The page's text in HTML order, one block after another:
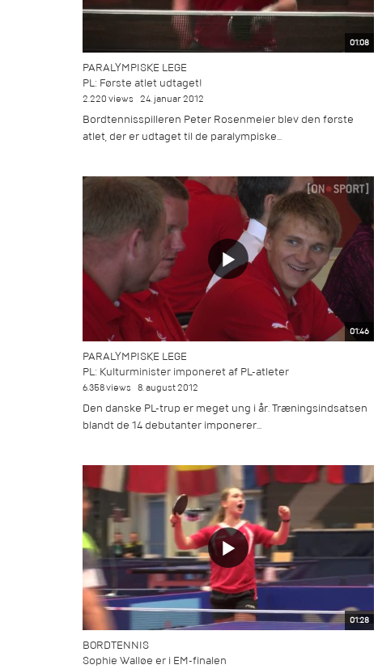
01:08
PARALYMPISKE LEGE
PL: Første atlet udtaget!
2.220 views 24. januar 2012
Bordtennisspilleren Peter Rosenmeier blev den første
atlet, der er udtaget til de paralympiske...
01:46
PARALYMPISKE LEGE
PL: Kulturminister imponeret af PL-atleter
6.358 views 8. august 2012
Den danske PL-trup er meget ung i år. Træningsindsatsen
blandt de 14 debutanter imponerer...
01:28
BORDTENNIS
Sophie Walløe er i EM-finalen